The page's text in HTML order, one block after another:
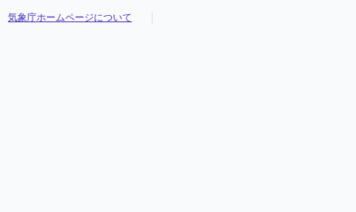
気象庁ホームページについて